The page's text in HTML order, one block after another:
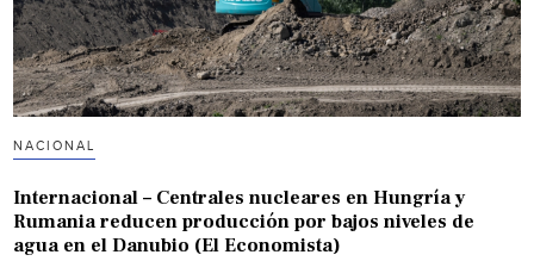
NACIONAL
Internacional – Centrales nucleares en Hungría y
Rumania reducen producción por bajos niveles de
agua en el Danubio (El Economista)